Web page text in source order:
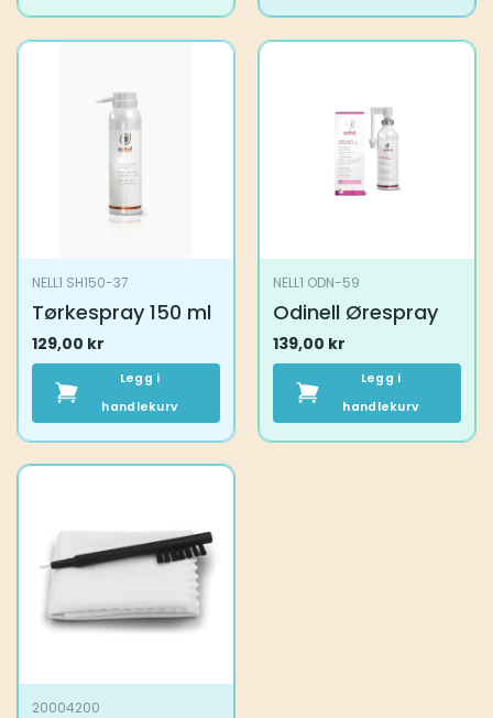
NELL1 SH150-37
Tørkespray 150 ml
129,00 kr
Legg i
handlekurv
NELL1 ODN-59
Odinell Ørespray
139,00 kr
Legg i
handlekurv
20004200